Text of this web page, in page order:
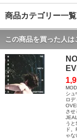
商品カテゴリー一覧
この商品を買った人
シュ
ロ
させ
う
ド
ゃな